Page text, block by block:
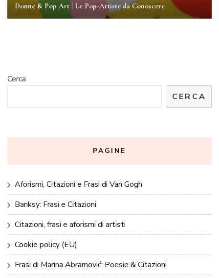
Donne & Pop Art | Le Pop-Artiste da Conoscere
Cerca
CERCA
PAGINE
Aforismi, Citazioni e Frasi di Van Gogh
Banksy: Frasi e Citazioni
Citazioni, frasi e aforismi di artisti
Cookie policy (EU)
Frasi di Marina Abramović: Poesie & Citazioni